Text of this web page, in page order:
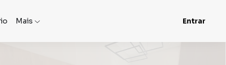
Mais Entrar